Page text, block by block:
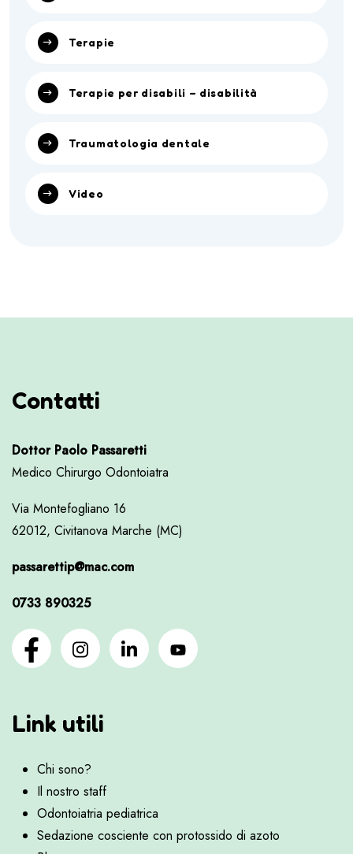
Terapie
Terapie per disabili – disabilità
Traumatologia dentale
Video
Contatti
Dottor Paolo Passaretti
Medico Chirurgo Odontoiatra
Via Montefogliano 16
62012, Civitanova Marche (MC)
passarettip@mac.com
0733 890325
Link utili
Chi sono?
Il nostro staff
Odontoiatria pediatrica
Sedazione cosciente con protossido di azoto